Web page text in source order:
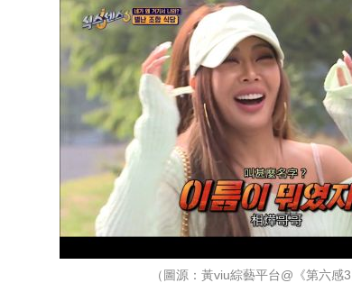
（圖源：黃viu綜藝平台@《第六感3